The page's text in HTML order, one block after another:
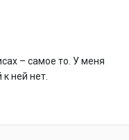
– самое то. У меня
ней нет.